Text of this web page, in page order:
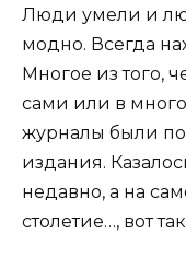
Люди умели и
модно. Всегда
Многое из того,
сами или в
журналы были
издания.
недавно, а на
столетие…, вот